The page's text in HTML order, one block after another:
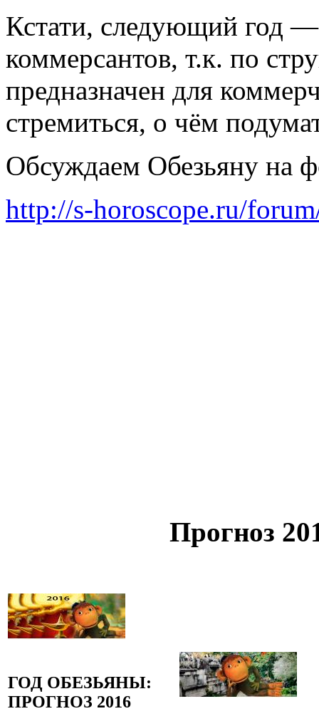
Кстати, следующий год
коммерсантов, т.к. по
предназначен для
стремиться, о чём
Обсуждаем Обезьяну на
http://s-horoscope.ru/
Прогноз
ГОД ОБЕЗЬЯНЫ:
ПРОГНОЗ 2016